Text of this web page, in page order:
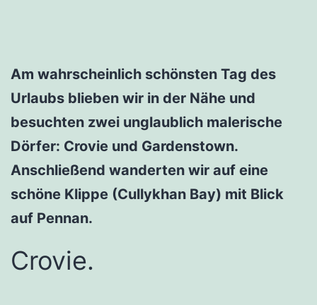
Am wahrscheinlich schönsten Tag des
Urlaubs blieben wir in der Nähe und
besuchten zwei unglaublich malerische
Dörfer: Crovie und Gardenstown.
Anschließend wanderten wir auf eine
schöne Klippe (Cullykhan Bay) mit Blick
auf Pennan.
Crovie.